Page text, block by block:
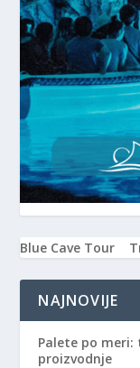
Blue Cave Tour
NAJNOVIJE
Palete po meri:
proizvodnje